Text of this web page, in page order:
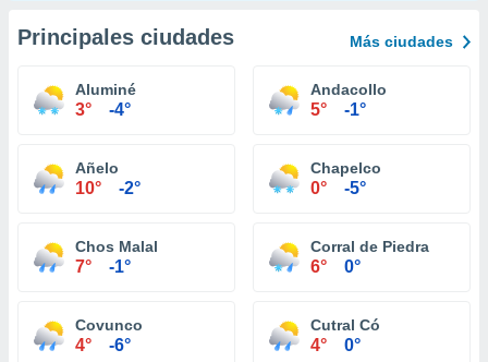
Principales ciudades Más ciudades
Aluminé
3° -4°
Andacollo
5° -1°
Añelo
10° -2°
Chapelco
0° -5°
Chos Malal
7° -1°
Corral de Piedra
6° 0°
Covunco
4° -6°
Cutral Có
4° 0°